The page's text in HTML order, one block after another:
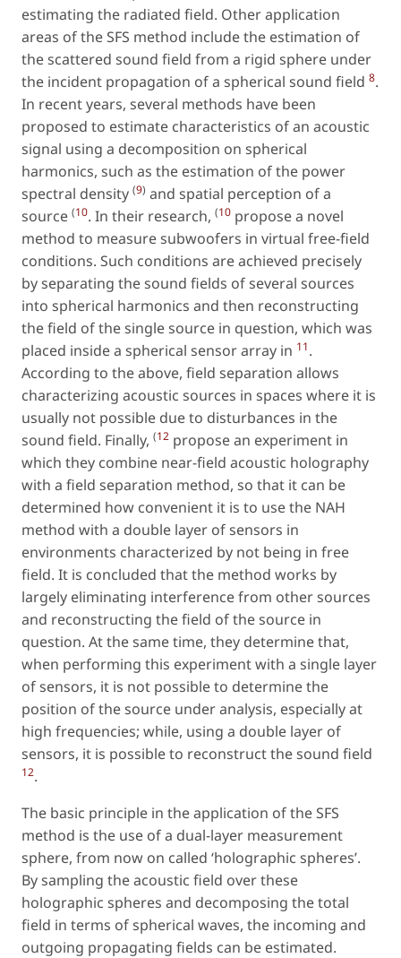
estimating the radiated field. Other application
areas of the SFS method include the estimation of
the scattered sound field from a rigid sphere under
the incident propagation of a spherical sound field 8.
In recent years, several methods have been
proposed to estimate characteristics of an acoustic
signal using a decomposition on spherical
harmonics, such as the estimation of the power
spectral density (9) and spatial perception of a
source (10. In their research, (10 propose a novel
method to measure subwoofers in virtual free-field
conditions. Such conditions are achieved precisely
by separating the sound fields of several sources
into spherical harmonics and then reconstructing
the field of the single source in question, which was
placed inside a spherical sensor array in 11.
According to the above, field separation allows
characterizing acoustic sources in spaces where it is
usually not possible due to disturbances in the
sound field. Finally, (12 propose an experiment in
which they combine near-field acoustic holography
with a field separation method, so that it can be
determined how convenient it is to use the NAH
method with a double layer of sensors in
environments characterized by not being in free
field. It is concluded that the method works by
largely eliminating interference from other sources
and reconstructing the field of the source in
question. At the same time, they determine that,
when performing this experiment with a single layer
of sensors, it is not possible to determine the
position of the source under analysis, especially at
high frequencies; while, using a double layer of
sensors, it is possible to reconstruct the sound field
12.
The basic principle in the application of the SFS
method is the use of a dual-layer measurement
sphere, from now on called ‘holographic spheres’.
By sampling the acoustic field over these
holographic spheres and decomposing the total
field in terms of spherical waves, the incoming and
outgoing propagating fields can be estimated.